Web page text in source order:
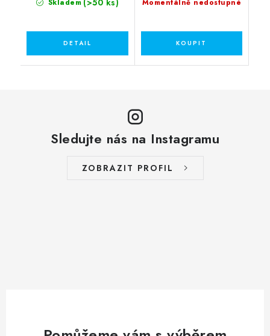
Skladem Momentálně nedostupné
Sledujte nás na Instagramu
ZOBRAZIT PROFIL